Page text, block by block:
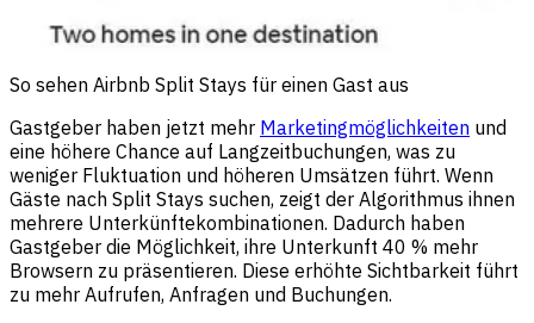
So sehen Airbnb Split Stays für einen Gast aus
Gastgeber haben jetzt mehr Marketingmöglichkeiten und
eine höhere Chance auf Langzeitbuchungen, was zu
weniger Fluktuation und höheren Umsätzen führt. Wenn
Gäste nach Split Stays suchen, zeigt der Algorithmus ihnen
mehrere Unterkünftekombinationen. Dadurch haben
Gastgeber die Möglichkeit, ihre Unterkunft 40 % mehr
Browsern zu präsentieren. Diese erhöhte Sichtbarkeit führt
zu mehr Aufrufen, Anfragen und Buchungen.